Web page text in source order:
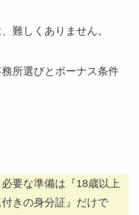
難しくありません。
所選びとボーナス条件
要な準備は『18歳以上
きの身分証』だけで